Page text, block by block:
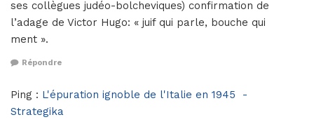
ses collègues judéo-bolcheviques) confirmation de
l’adage de Victor Hugo: « juif qui parle, bouche qui
ment ».
Répondre
Ping : L'épuration ignoble de l'Italie en 1945 -
Strategika